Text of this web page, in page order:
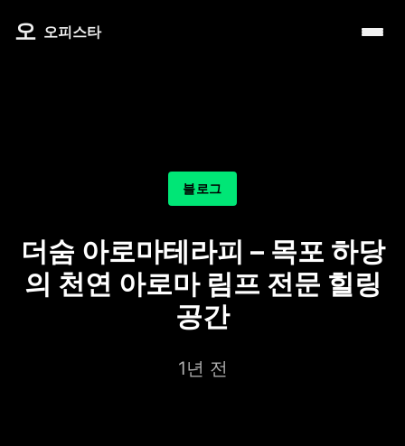
오 오피스타
따뜻한 쉼, 국내 프리미엄 온천 9선
온천의 여운을 정리하는 법 – 전국 온천 후 프리미엄 마사
분위기를 기억하는 법 – 감성 컨셉 데이트 6가지
은근한 끌림을 만드는 법 – 감각적인 무드 데이트 5가지
찜질스파
마사지
예약전 정보 5가지
블로그
더숨 아로마테라피 – 목포 하당
의 천연 아로마 림프 전문 힐링
공간
1년 전